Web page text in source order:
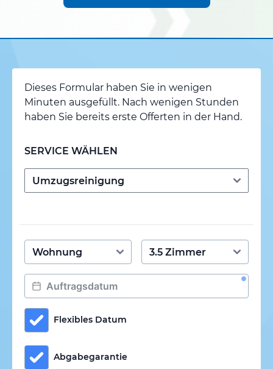
Dieses Formular haben Sie in wenigen
Minuten ausgefüllt. Nach wenigen Stunden
haben Sie bereits erste Offerten in der Hand.
SERVICE WÄHLEN
Flexibles Datum
Abgabegarantie